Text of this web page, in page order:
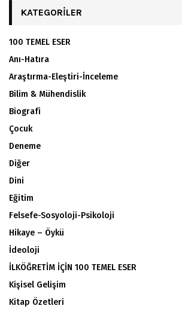
KATEGORILER
100 TEMEL ESER
Anı-Hatıra
Araştırma-Eleştiri-İnceleme
Bilim & Mühendislik
Biografi
Çocuk
Deneme
Diğer
Dini
Eğitim
Felsefe-Sosyoloji-Psikoloji
Hikaye – Öykü
İdeoloji
İLKÖĞRETİM İÇİN 100 TEMEL ESER
Kişisel Gelişim
Kitap Özetleri